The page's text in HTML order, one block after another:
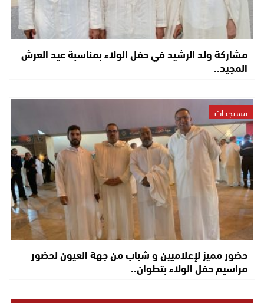
مشاركة ولد الرشيد في حفل الولاء بمناسبة عيد العرش
المجيد..
مستجدات
حضور مميز لإعلاميين و شباب من جهة العيون لحضور
مراسيم حفل الولاء بتطوان..